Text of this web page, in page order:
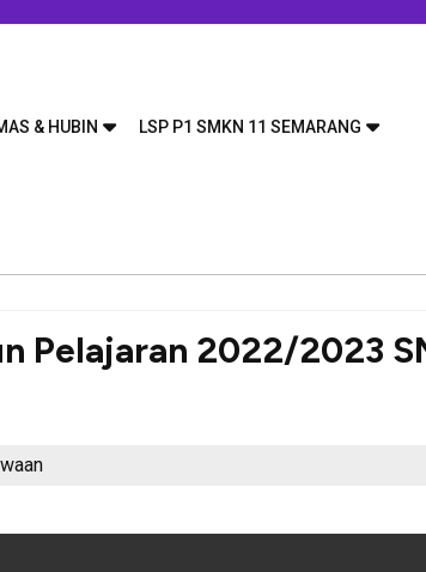
& HUBIN LSP P1 SMKN 11 SEMARANG
Pelajaran 2022/2023